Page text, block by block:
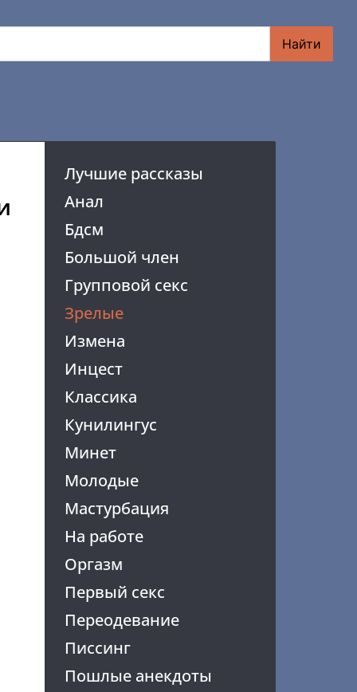
Найти
Лучшие рассказы
Анал
Бдсм
Большой член
Групповой секс
Зрелые
Измена
Инцест
Классика
Кунилингус
Минет
Молодые
Мастурбация
На работе
Оргазм
Первый секс
Переодевание
Писсинг
Пошлые анекдоты